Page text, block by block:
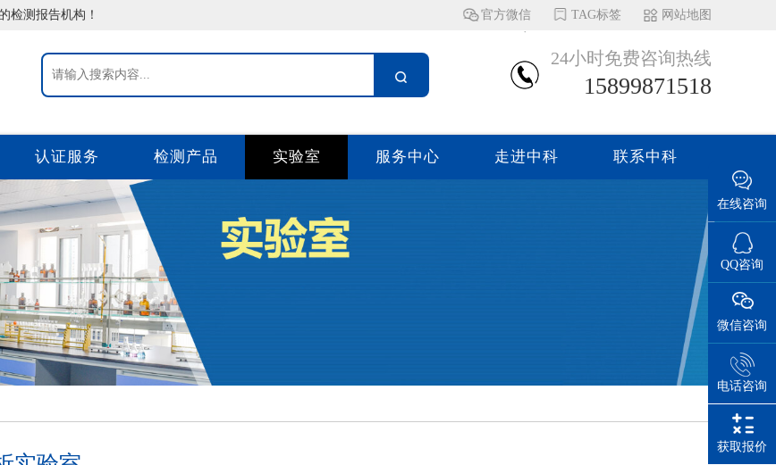
检测报告机构！ 官方微信 TAG标签 网站地图
24小时免费咨询热线
15899871518
认证服务 检测产品 实验室 服务中心 走进中科 联系中科
在线咨询
QQ咨询
微信咨询
电话咨询
获取报价